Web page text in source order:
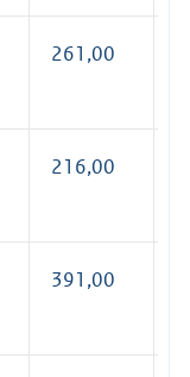
261,00
216,00
391,00